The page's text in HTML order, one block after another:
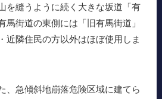
を縫うように続く大きな坂道「有
馬街道の東側には「旧有馬街道」
近隣住民の方以外はほぼ使用しま
、急傾斜地崩落危険区域に建てら